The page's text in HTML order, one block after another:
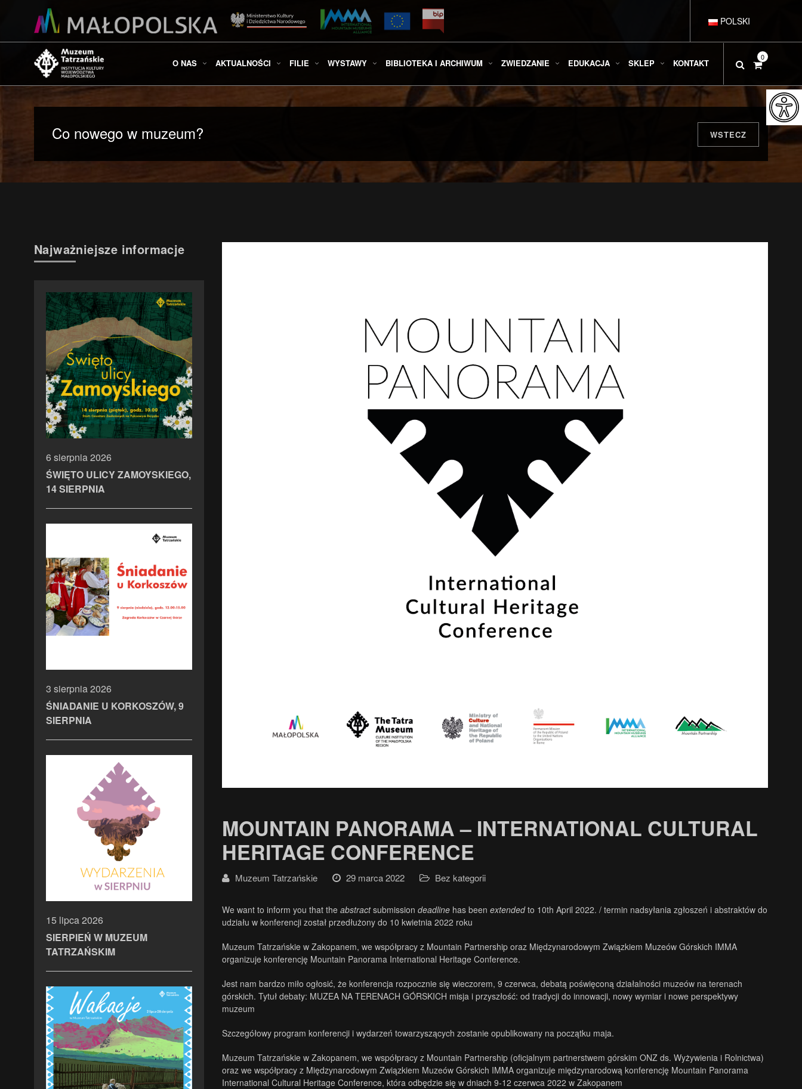
POLSKI
DEUTSCH
ESPAÑOL
O NAS AKTUALNOŚCI FILIE WYSTAWY BIBLIOTEKA I ARCHIWUM ZWIEDZANIE EDUKACJA SKLEP KONTAKT
0
Co nowego w muzeum? WSTECZ
MOUNTAIN PANORAMA – INTERNATIONAL CULTURAL
HERITAGE CONFERENCE
Muzeum Tatrzańskie 29 marca 2022 Bez kategorii
We want to inform you that the abstractsubmission deadline has been extendedto 10th April 2022. / termin nadsyłania zgłoszeń i abstraktów do
udziału w konferencji został przedłużony do 10 kwietnia 2022 roku
Muzeum Tatrzańskie w Zakopanem, we współpracy z Mountain Partnership oraz Międzynarodowym Związkiem Muzeów Górskich IMMA
organizuje konferencję Mountain Panorama International Heritage Conference.
Jest nam bardzo miło ogłosić, że konferencja rozpocznie się wieczorem, 9 czerwca, debatą poświęconą działalności muzeów na terenach
górskich. Tytuł debaty: MUZEA NA TERENACH GÓRSKICH misja i przyszłość: od tradycji do innowacji, nowy wymiar i nowe perspektywy
muzeum
Szczegółowy program konferencji i wydarzeń towarzyszących zostanie opublikowany na początku maja.
Muzeum Tatrzańskie w Zakopanem, we współpracy z Mountain Partnership (oficjalnym partnerstwem górskim ONZ ds. Wyżywienia i Rolnictwa)
oraz we współpracy z Międzynarodowym Związkiem Muzeów Górskich IMMA organizuje międzynarodową konferencję Mountain Panorama
International Cultural Heritage Conference, która odbędzie się w dniach 9-12 czerwca 2022 w Zakopanem
Najważniejsze informacje
6 sierpnia 2026
ŚWIĘTO ULICY ZAMOYSKIEGO,
14 SIERPNIA
3 sierpnia 2026
ŚNIADANIE U KORKOSZÓW, 9
SIERPNIA
15 lipca 2026
SIERPIEŃ W MUZEUM
TATRZAŃSKIM